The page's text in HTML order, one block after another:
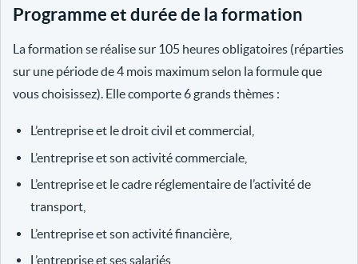
Programme et durée de la formation
La formation se réalise sur 105 heures obligatoires (réparties
sur une période de 4 mois maximum selon la formule que
vous choisissez). Elle comporte 6 grands thèmes :
L’entreprise et le droit civil et commercial,
L’entreprise et son activité commerciale,
L’entreprise et le cadre réglementaire de l’activité de
transport,
L’entreprise et son activité financière,
L’entreprise et ses salariés,